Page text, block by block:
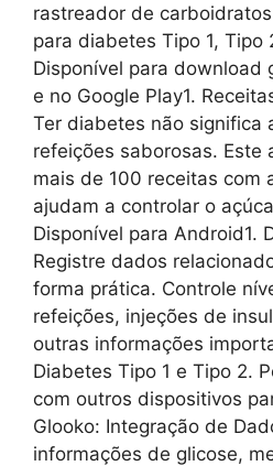
rastreador de
para diabetes Tipo 1, Tipo
Disponível para download
e no Google Play1.
Ter diabetes não significa
refeições saborosas. Este
mais de 100 receitas com
ajudam a controlar o
Disponível para Android1.
Registre dados
forma prática. Controle
refeições, injeções de
outras informações
Diabetes Tipo 1 e Tipo 2.
com outros dispositivos
Glooko: Integração de
informações de glicose,